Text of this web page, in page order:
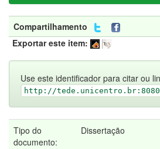
Compartilhamento
Exportar este item:
Use este identificador para citar ou
http://
Tipo do
documento:
Dissertação